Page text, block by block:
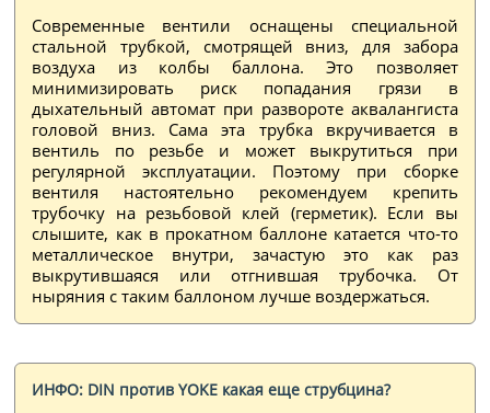
Современные вентили оснащены специальной
стальной трубкой, смотрящей вниз, для забора
воздуха из колбы баллона. Это позволяет
минимизировать риск попадания грязи в
дыхательный автомат при развороте аквалангиста
головой вниз. Сама эта трубка вкручивается в
вентиль по резьбе и может выкрутиться при
регулярной эксплуатации. Поэтому при сборке
вентиля настоятельно рекомендуем крепить
трубочку на резьбовой клей (герметик). Если вы
слышите, как в прокатном баллоне катается что-то
металлическое внутри, зачастую это как раз
выкрутившаяся или отгнившая трубочка. От
ныряния с таким баллоном лучше воздержаться.
ИНФО: DIN против YOKE какая еще струбцина?